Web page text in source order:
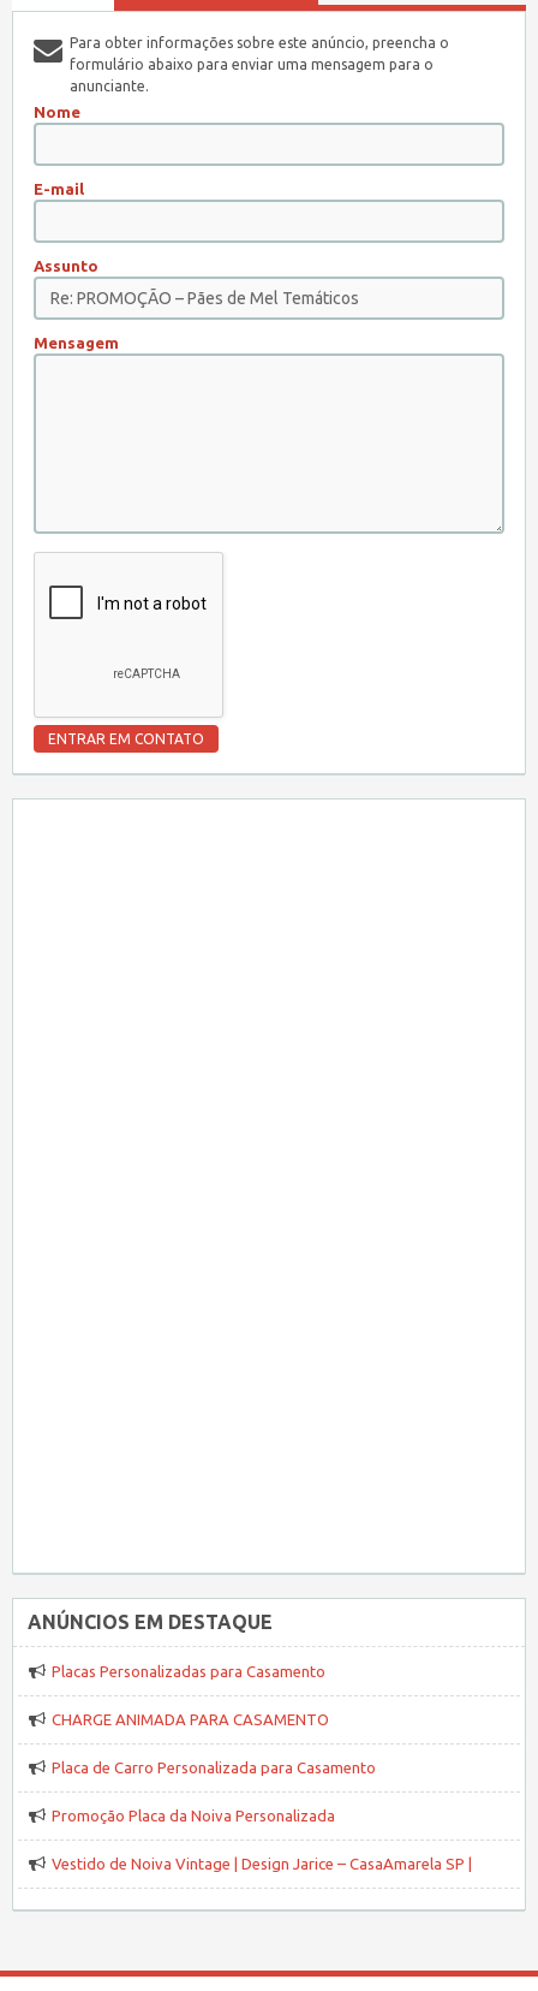
Para obter informações sobre este anúncio, preencha o
formulário abaixo para enviar uma mensagem para o
anunciante.
Nome
E-mail
Assunto
Mensagem
ANÚNCIOS EM DESTAQUE
Placas Personalizadas para Casamento
CHARGE ANIMADA PARA CASAMENTO
Placa de Carro Personalizada para Casamento
Promoção Placa da Noiva Personalizada
Vestido de Noiva Vintage | Design Jarice – CasaAmarela SP |